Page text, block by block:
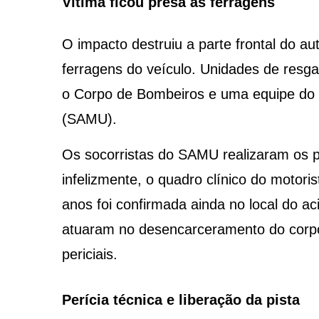
O impacto destruiu a parte frontal do
ferragens do veículo. Unidades de
o Corpo de Bombeiros e uma equipe
(SAMU).
Os socorristas do SAMU realizaram os
infelizmente, o quadro clínico do
anos foi confirmada ainda no local do
atuaram no desencarceramento do
periciais.
Perícia técnica e liberação da pista